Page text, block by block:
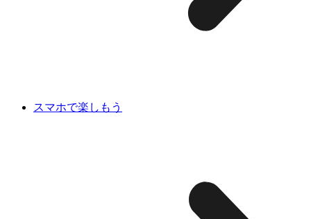
スマホで楽しもう